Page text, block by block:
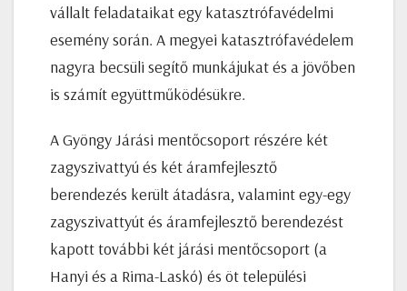
vállalt feladataikat egy katasztrófavédelmi
esemény során. A megyei katasztrófavédelem
nagyra becsüli segítő munkájukat és a jövőben
is számít együttműködésükre.
A Gyöngy Járási mentőcsoport részére két
zagyszivattyú és két áramfejlesztő
berendezés került átadásra, valamint egy-egy
zagyszivattyút és áramfejlesztő berendezést
kapott további két járási mentőcsoport (a
Hanyi és a Rima-Laskó) és öt települési